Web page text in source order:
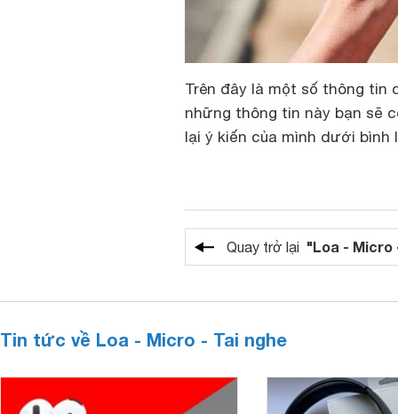
Trên đây là một số thông tin
những thông tin này bạn sẽ
lại ý kiến của mình dưới
Quay trở lại "Loa - Micro
Tin tức về Loa - Micro - Tai nghe